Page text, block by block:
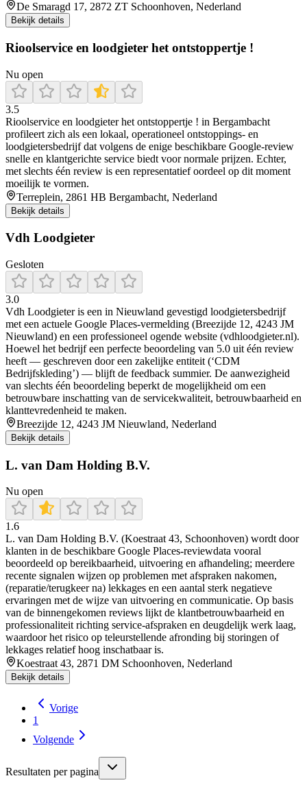
De Smaragd 17, 2872 ZT Schoonhoven, Nederland
Bekijk details
Rioolservice en loodgieter het ontstoppertje !
Nu open
3.5
Rioolservice en loodgieter het ontstoppertje ! in Bergambacht
profileert zich als een lokaal, operationeel ontstoppings- en
loodgietersbedrijf dat volgens de enige beschikbare Google-review
snelle en klantgerichte service biedt voor normale prijzen. Echter,
met slechts één review is een representatief oordeel op dit moment
moeilijk te vormen.
Terreplein, 2861 HB Bergambacht, Nederland
Bekijk details
Vdh Loodgieter
Gesloten
3.0
Vdh Loodgieter is een in Nieuwland gevestigd loodgietersbedrijf
met een actuele Google Places‑vermelding (Breezijde 12, 4243 JM
Nieuwland) en een professioneel ogende website (vdhloodgieter.nl).
Hoewel het bedrijf een perfecte beoordeling van 5.0 uit één review
heeft — geschreven door een zakelijke entiteit (‘CDM
Bedrijfskleding’) — blijft de feedback summier. De aanwezigheid
van slechts één beoordeling beperkt de mogelijkheid om een
betrouwbare inschatting van de servicekwaliteit, betrouwbaarheid en
klanttevredenheid te maken.
Breezijde 12, 4243 JM Nieuwland, Nederland
Bekijk details
L. van Dam Holding B.V.
Nu open
1.6
L. van Dam Holding B.V. (Koestraat 43, Schoonhoven) wordt door
klanten in de beschikbare Google Places-reviewdata vooral
beoordeeld op bereikbaarheid, uitvoering en afhandeling; meerdere
recente signalen wijzen op problemen met afspraken nakomen,
(reparatie/terugkeer na) lekkages en een aantal sterk negatieve
ervaringen met de wijze van uitvoering en communicatie. Op basis
van de binnengekomen reviews lijkt de klantbetrouwbaarheid en
professionaliteit richting service-afspraken en deugdelijk werk laag,
waardoor het risico op teleurstellende afronding bij storingen of
lekkages relatief hoog inschatbaar is.
Koestraat 43, 2871 DM Schoonhoven, Nederland
Bekijk details
Vorige
1
Volgende
Resultaten per pagina